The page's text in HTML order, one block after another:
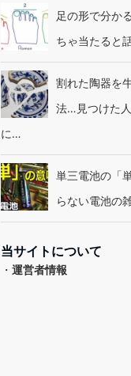
足の形で分か
ちゃ当たると
割れた陶器を
法…見つけた
に…
単三電池の「
らない電池の
当サイトについて
・ 運営者情報